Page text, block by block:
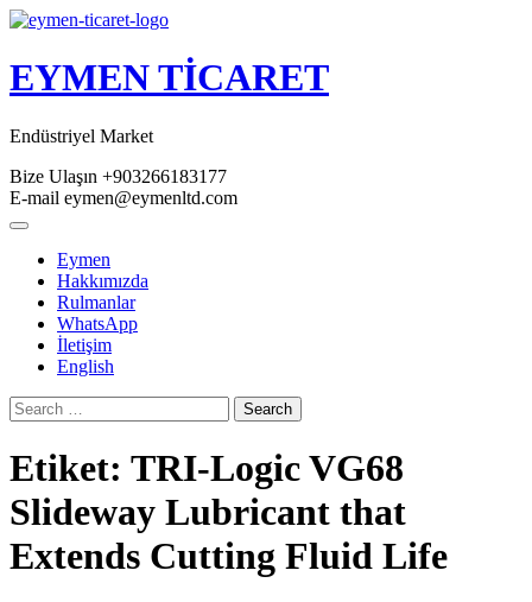
Skip
content
EYMEN TİCARET
Endüstriyel Market
Bize Ulaşın +903266183177
E-mail eymen@eymenltd.com
Open
ButtonEymen
Hakkımızda
Rulmanlar
WhatsApp
İletişim
English
Close
Button
Search
Etiket: TRI-Logic VG68
Slideway Lubricant that
Extends Cutting Fluid Life